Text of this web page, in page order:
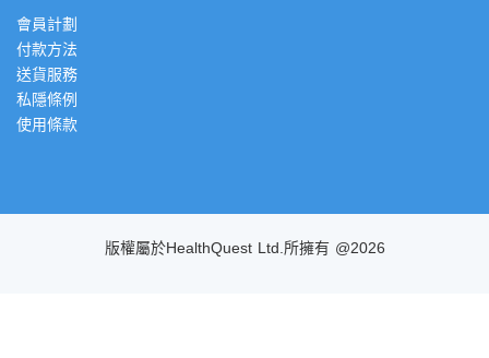
會員計劃
付款方法
送貨服務
私隱條例
使用條款
版權屬於HealthQuest Ltd.所擁有 @2026